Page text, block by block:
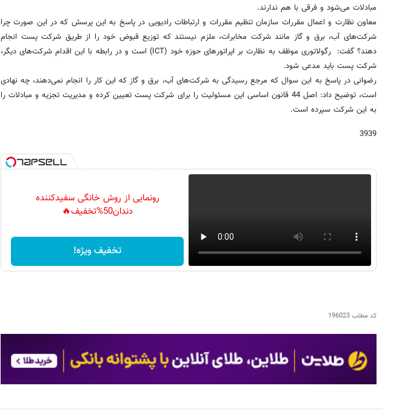
مبادلات می‌شود و فرقی با هم ندارند.
معاون نظارت و اعمال مقررات سازمان تنظیم مقررات و ارتباطات رادیویی در پاسخ به این پرسش که در این صورت چرا
شرکت‌‌های آب، برق و گاز مانند شرکت مخابرات، ملزم نیستند که توزیع قبوض خود را از طریق شرکت پست انجام
دهند؟ گفت: رگولاتوری موظف به نظارت بر اپراتورهای حوزه خود (ICT) است و در رابطه با این اقدام شرکت‌های دیگر،
شرکت پست باید مدعی شود.
رضوانی در پاسخ به این سوال که مرجع رسیدگی به شرکت‌های آب، برق و گاز که این کار را انجام نمی‌دهند، چه نهادی
است، توضیح داد: اصل 44 قانون اساسی این مسئولیت را برای شرکت‌ پست تعیین کرده و مدیریت تجزیه و مبادلات را
به این شرکت سپرده است.
3939
رونمایی از روش خانگی سفیدکننده
دندان50%تخفیف🔥
تخفیف ویژه!
کد مطلب196023